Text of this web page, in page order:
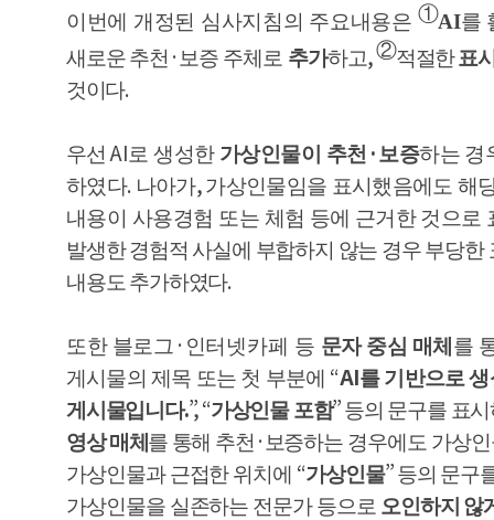
이번에 개정된 심사지침의 주요내용은 ①AI를
새로운 추천 · 보증 주체로 추가하고,②적절한표
것이다.
우선AI로 생성한 가상인물이 추천 ·보증하는 경
하였다. 나아가,가상인물임을 표시했음에도 해
내용이 사용경험 또는 체험 등에 근거한것으로
발생한 경험적 사실에 부합하지 않는 경우 부당한
내용도 추가하였다.
또한 블로그 · 인터넷카페 등 문자 중심 매체 를
게시물의 제목 또는 첫 부분에 “AI를 기반으로
게시물입니다.”, “가상인물 포함”등의 문구를 표
영상 매체 를 통해 추천 · 보증하는 경우에도 가상
가상인물과 근접한 위치에 “가상인물”등의 문구
가상인물을 실존하는 전문가 등으로 오인하지 않